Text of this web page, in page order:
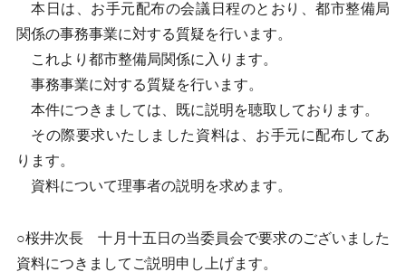
本日は、お手元配布の会議日程のとおり、都市整備局
関係の事務事業に対する質疑を行います。
これより都市整備局関係に入ります。
事務事業に対する質疑を行います。
本件につきましては、既に説明を聴取しております。
その際要求いたしました資料は、お手元に配布してあ
ります。
資料について理事者の説明を求めます。
○桜井次長 十月十五日の当委員会で要求のございました
資料につきましてご説明申し上げます。